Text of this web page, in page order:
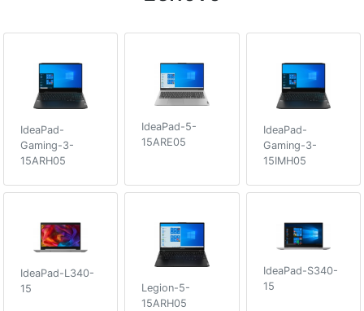
IdeaPad-
Gaming-3-
15ARH05
IdeaPad-5-
15ARE05
IdeaPad-
Gaming-3-
15IMH05
IdeaPad-L340-
15
Legion-5-
15ARH05
IdeaPad-S340-
15